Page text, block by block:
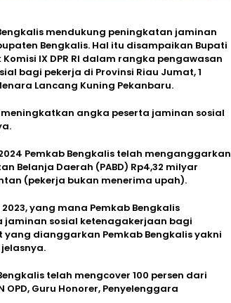
mendukung peningkatan jaminan
Bengkalis. Hal itu disampaikan Bupati
IX DPR RI dalam rangka pengawasan
bagi pekerja di Provinsi Riau Jumat, 1
Lancang Kuning Pekanbaru.
angka peserta jaminan sosial
Pemkab Bengkalis telah menganggarkan
Belanja Daerah (PABD) Rp4,32 milyar
(pekerja bukan menerima upah).
yang mana Pemkab Bengkalis
jaminan sosial ketenagakerjaan bagi
dianggarkan Pemkab Bengkalis yakni
jelasnya.
telah mengcover 100 persen dari
Guru Honorer, Penyelenggara